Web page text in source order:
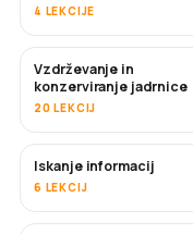
4 LEKCIJE
Vzdrževanje in
konzerviranje jadrnice
20 LEKCIJ
Iskanje informacij
6 LEKCIJ